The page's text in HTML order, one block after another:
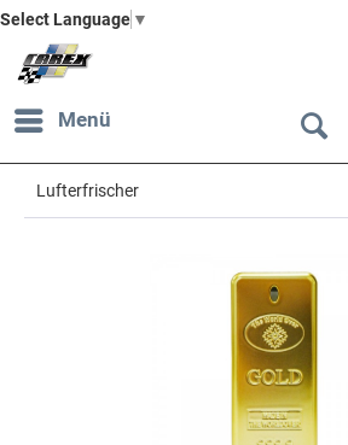
Select Language ▼
Menü
Lufterfrischer